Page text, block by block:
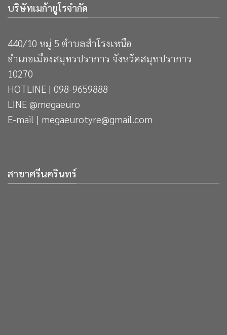
บริษัทเมก้ายูโรจำกัด
440/10 หมู่ 5 ตำบลสำโรงเหนือ
อำเภอเมืองสมุทรปราการ จังหวัดสมุทปราการ
10270
HOTLINE | 098-9659888
LINE @megaeuro
E-mail | megaeurotyre@gmail.com
สาขาศรีนครินทร์